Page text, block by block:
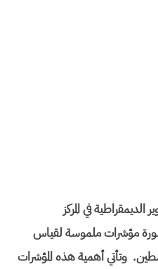
في المركز
مؤشرات ملموسة لقياس
وتأتي أهمية هذه المؤشرات